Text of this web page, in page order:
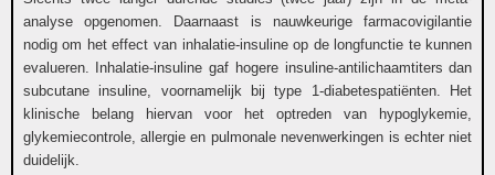
analyse opgenomen. Daarnaast is nauwkeurige farmacovigilantie
nodig om het effect van inhalatie-insuline op de longfunctie te kunnen
evalueren. Inhalatie-insuline gaf hogere insuline-antilichaamtiters dan
subcutane insuline, voornamelijk bij type 1-diabetespatiënten. Het
klinische belang hiervan voor het optreden van hypoglykemie,
glykemiecontrole, allergie en pulmonale nevenwerkingen is echter niet
duidelijk.